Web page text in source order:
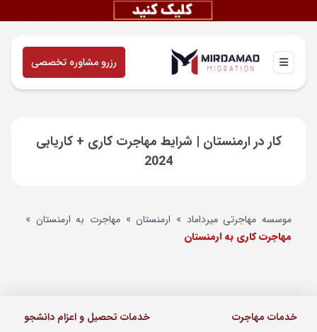
رزرو مشاوره تخصصی
کار در ارمنستان | شرایط مهاجرت کاری + کاریابی
2024
موسسه مهاجرتی میرداماد » ارمنستان» مهاجرت به ارمنستان »
مهاجرت کاری به ارمنستان
خدمات مهاجرت
خدمات تحصیل و اعزام دانشجو